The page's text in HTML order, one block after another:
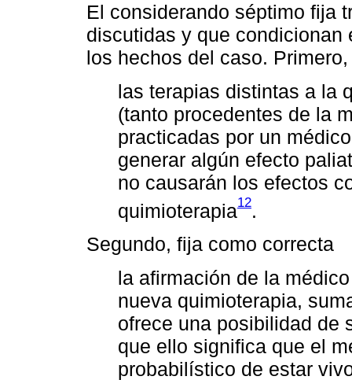
El considerando séptimo fija
discutidas y que condicionan
los hechos del caso.
las terapias distintas a la
(tanto procedentes de la
practicadas por un
generar algún efecto
no causarán los efectos
quimioterapia12.
Segundo, fija como correcta
la afirmación de la
nueva quimioterapia,
ofrece una posibilidad de
que ello significa que el
probabilístico de estar